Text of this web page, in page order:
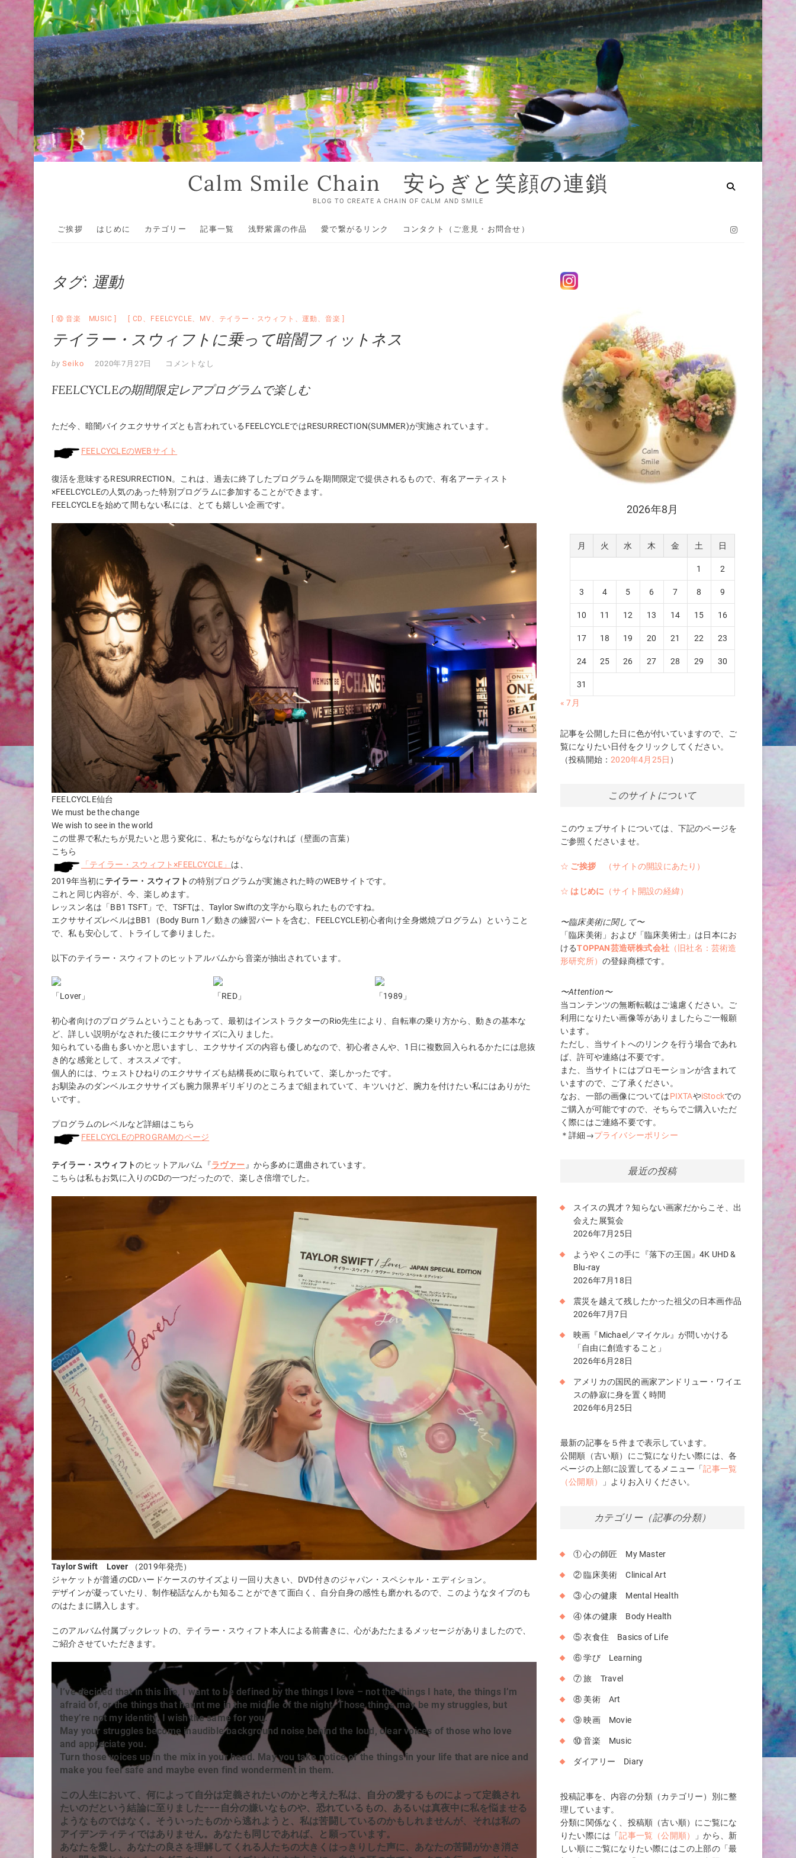
Calm Smile Chain 安らぎと笑顔の連鎖
BLOG TO CREATE A CHAIN OF CALM AND SMILE
Instagram
ご挨拶 はじめに カテゴリー 記事一覧 浅野紫露の作品 愛で繋がるリンク コンタクト（ご意見・お問合せ）
タグ: 運動
⑩ 音楽 MUSIC CD 、 FEELCYCLE、 MV、 テイラー・スウィフト 、運動、 音楽
テイラー・スウィフトに乗って暗闇フィットネス
by Seiko 2020年7月27日 コメントなし
FEELCYCLEの期間限定レアプログラムで楽しむ
ただ今、暗闇バイクエクササイズとも言われているFEELCYCLEではRESURRECTION(SUMMER)が実施されています。
FEELCYCLEのWEBサイト
復活を意味するRESURRECTION。これは、過去に終了したプログラムを期間限定で提供されるもので、有名アーティスト
×FEELCYCLEの人気のあった特別プログラムに参加することができます。
FEELCYCLEを始めて間もない私には、とても嬉しい企画です。
FEELCYCLE仙台
We must be the change
We wish to see in the world
この世界で私たちが見たいと思う変化に、私たちがならなければ（壁面の言葉）
こちら
「テイラー・スウィフト×FEELCYCLE」 は、
2019年当初に テイラー・スウィフトの特別プログラムが実施された時のWEBサイトです。
これと同じ内容が、今、楽しめます。
レッスン名は「BB1 TSFT」で、TSFTは、Taylor Swiftの文字から取られたものですね。
エクササイズレベルはBB1（Body Burn 1／動きの練習パートを含む、FEELCYCLE初心者向け全身燃焼プログラム）ということ
で、私も安心して、トライして参りました。
以下のテイラー・スウィフトのヒットアルバムから音楽が抽出されています。
「Lover」 「RED」 「1989」
初心者向けのプログラムということもあって、最初はインストラクターのRio先生により、自転車の乗り方から、動きの基本な
ど、詳しい説明がなされた後にエクササイズに入りました。
知られている曲も多いかと思いますし、エクササイズの内容も優しめなので、初心者さんや、1日に複数回入られるかたには息抜
き的な感覚として、オススメです。
個人的には、ウェストひねりのエクササイズも結構長めに取られていて、楽しかったです。
お馴染みのダンベルエクササイズも腕力限界ギリギリのところまで組まれていて、キツいけど、腕力を付けたい私にはありがた
いです。
プログラムのレベルなど詳細はこちら
FEELCYCLEのPROGRAMのページ
テイラー・スウィフトのヒットアルバム『ラヴァー 』から多めに選曲されています。
こちらは私もお気に入りのCDの一つだったので、楽しさ倍増でした。
Taylor Swift Lover （2019年発売）
ジャケットが普通のCDハードケースのサイズより一回り大きい、DVD付きのジャパン・スペシャル・エディション。
デザインが凝っていたり、制作秘話なんかも知ることができて面白く、自分自身の感性も磨かれるので、このようなタイプのも
のはたまに購入します。
このアルバム付属ブックレットの、テイラー・スウィフト本人による前書きに、心があたたまるメッセージがありましたので、
ご紹介させていただきます。
I’ve decided that in this life, I want to be defined by the things I love – not the things I hate, the things I’m
afraid of, or the things that haunt me in the middle of the night. Those things may be my struggles, but
they’re not my identity. I wish the same for you.
May your struggles become inaudible background noise behind the loud, clear voices of those who love
and appreciate you.
Turn those voices up in the mix in your head. May you take notice of the things in your life that are nice and
make you feel safe and maybe even find wonderment in them.
この人生において、何によって自分は定義されたいのかと考えた私は、自分の愛するものによって定義され
たいのだという結論に至りました−−−自分の嫌いなものや、恐れているもの、あるいは真夜中に私を悩ませる
ようなものではなく。そういったものから逃れようと、私は苦闘しているのかもしれませんが、それは私の
アイデンティティではありません。あなたも同じであれば、と願っています。
あなたを愛し、あなたの良さを理解してくれる人たちの大きくはっきりした声に、あなたの苦闘がかき消さ
2026年8月
月 火 水 木 金 土 日
1 2
3 4 5 6 7 8 9
10 11 12 13 14 15 16
17 18 19 20 21 22 23
24 25 26 27 28 29 30
31
« 7月
記事を公開した日に色が付いていますので、ご
覧になりたい日付をクリックしてください。
（投稿開始：2020年4月25日 ）
このサイトについて
このウェブサイトについては、下記のページを
ご参照くださいませ。
☆ ご挨拶 （サイトの開設にあたり）
☆ はじめに （サイト開設の経緯）
〜臨床美術に関して〜
「臨床美術」および「臨床美術士」は日本にお
けるTOPPAN芸造研株式会社 （旧社名：芸術造
形研究所） の登録商標です。
〜Attention〜
当コンテンツの無断転載はご遠慮ください。ご
利用になりたい画像等がありましたらご一報願
います。
ただし、当サイトへのリンクを行う場合であれ
ば、許可や連絡は不要です。
また、当サイトにはプロモーションが含まれて
いますので、ご了承ください。
なお、一部の画像についてはPIXTAやiStockでの
ご購入が可能ですので、そちらでご購入いただ
く際にはご連絡不要です。
＊詳細→プライバシーポリシー
最近の投稿
スイスの異才？知らない画家だからこそ、出
会えた展覧会
2026年7月25日
ようやくこの手に『落下の王国』4K UHD &
Blu-ray
2026年7月18日
震災を越えて残したかった祖父の日本画作品
2026年7月7日
映画『Michael／マイケル』が問いかける
「自由に創造すること」
2026年6月28日
アメリカの国民的画家アンドリュー・ワイエ
スの静寂に身を置く時間
2026年6月25日
最新の記事を５件まで表示しています。
公開順（古い順）にご覧になりたい際には、各
ページの上部に設置してるメニュー「記事一覧
（公開順）
」よりお入りください。
カテゴリー（記事の分類）
① 心の師匠 My Master
② 臨床美術 Clinical Art
③ 心の健康 Mental Health
④ 体の健康 Body Health
⑤ 衣食住 Basics of Life
⑥ 学び Learning
⑦ 旅 Travel
⑧ 美術 Art
⑨ 映画 Movie
⑩ 音楽 Music
ダイアリー Diary
投稿記事を、内容の分類（カテゴリー）別に整
理しています。
分類に関係なく、投稿順（古い順）にご覧にな
りたい際には「記事一覧（公開順）
」から、新
しい順にご覧になりたい際にはこの上部の「最